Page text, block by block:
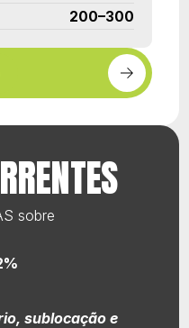
200–300
sobre
sublocação e